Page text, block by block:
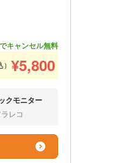
キャンセル無料
¥5,800
クモニター
ラレコ